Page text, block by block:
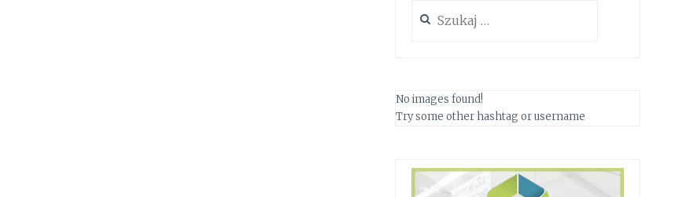
No images found!
Try some other hashtag or username